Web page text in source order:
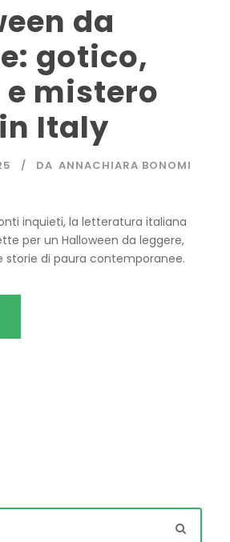
da
gotico,
mistero
Italy
DA ANNACHIARA BONOMI
inquieti, la letteratura italiana
per un Halloween da leggere,
storie di paura contemporanee.